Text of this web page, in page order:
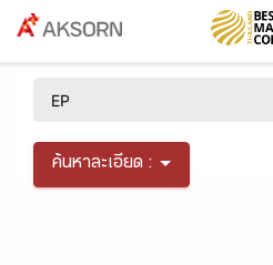
ค้นหาละเอียด :